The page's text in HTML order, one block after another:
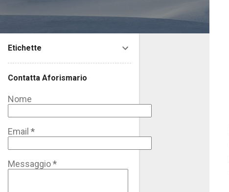
Etichette
Contatta Aforismario
Nome
Email *
Messaggio*